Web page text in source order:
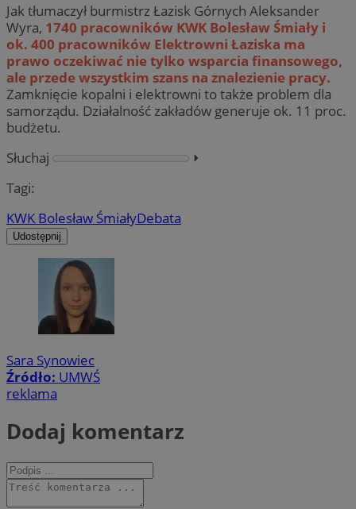
Jak tłumaczył burmistrz Łazisk Górnych Aleksander
Wyra, 1740 pracowników KWK Bolesław Śmiały i
ok. 400 pracowników Elektrowni Łaziska ma
prawo oczekiwać nie tylko wsparcia finansowego,
ale przede wszystkim szans na znalezienie pracy.
Zamknięcie kopalni i elektrowni to także problem dla
samorządu. Działalność zakładów generuje ok. 11 proc.
budżetu.
Słuchaj
⏵︎
Tagi:
KWK Bolesław ŚmiałyDebata
Udostępnij
Sara Synowiec
Źródło: UMWŚ
reklama
Dodaj komentarz